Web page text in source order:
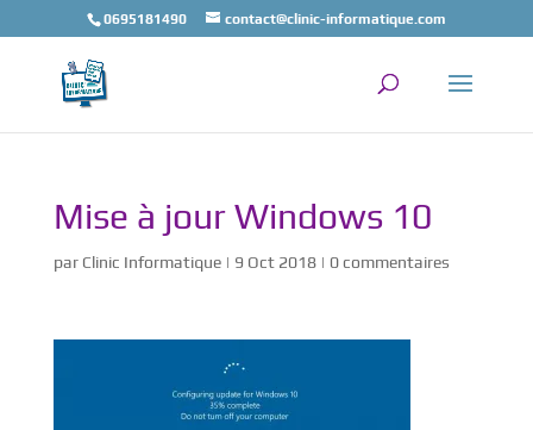
0695181490 contact@clinic-informatique.com
Mise à jour Windows 10
par Clinic Informatique| 9 Oct 2018| 0 commentaires